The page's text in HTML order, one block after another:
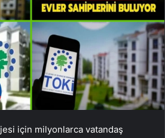
için milyonlarca vatandaş